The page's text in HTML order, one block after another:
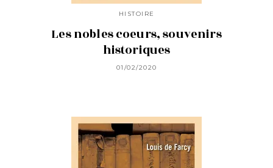
HISTOIRE
Les nobles coeurs, souvenirs
historiques
01/02/2020